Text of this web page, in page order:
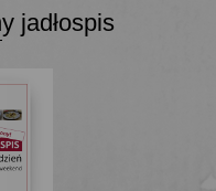
jadłospis